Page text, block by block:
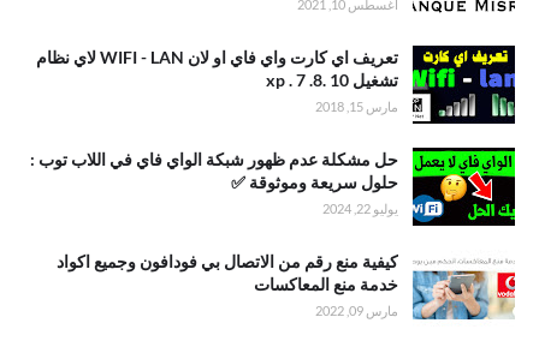
أغسطس 10, 2021
تعريف اي كارت واي فاي او لان WIFI - LAN لاي نظام
تشغيل xp . 7 .8. 10
مارس 15, 2018
حل مشكلة عدم ظهور شبكة الواي فاي في اللاب توب :
حلول سريعة وموثوقة ✅
يوليو 22, 2024
كيفية منع رقم من الاتصال بي فودافون وجميع اكواد
خدمة منع المعاكسات
مارس 09, 2022